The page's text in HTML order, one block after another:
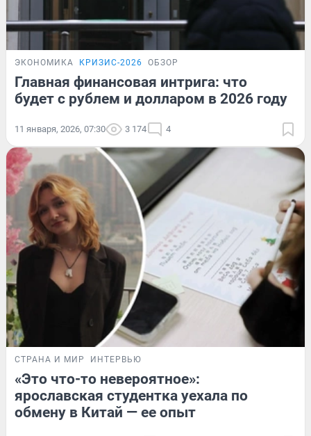
ЭКОНОМИКА КРИЗИС-2026 ОБЗОР
Главная финансовая интрига: что
будет с рублем и долларом в 2026 году
11 января, 2026, 07:30 3 174 4
СТРАНА И МИР ИНТЕРВЬЮ
«Это что-то невероятное»:
ярославская студентка уехала по
обмену в Китай — ее опыт